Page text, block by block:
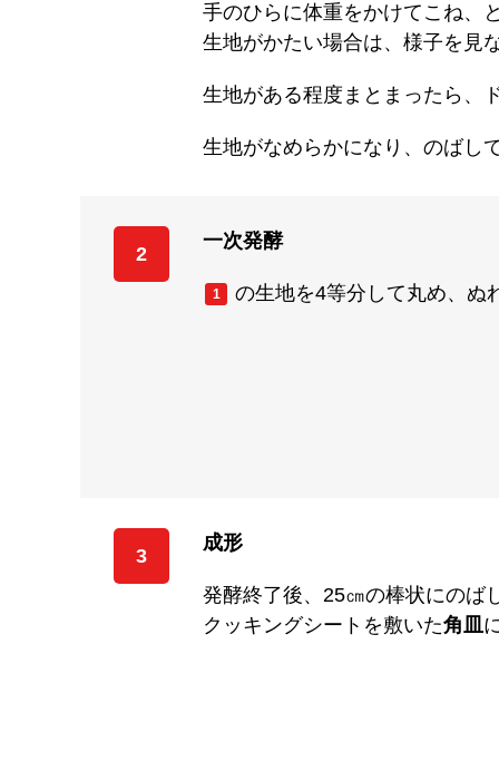
手のひらに体重をかけてこね、
生地がかたい場合は、様子を見
生地がある程度まとまったら、
生地がなめらかになり、のばし
2
一次発酵
1 の生地を4等分して丸め、ぬ
3
成形
発酵終了後、25㎝の棒状にのば
クッキングシートを敷いた角皿